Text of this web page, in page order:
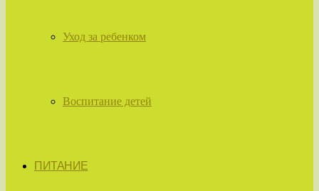
Уход за ребенком
Воспитание детей
ПИТАНИЕ